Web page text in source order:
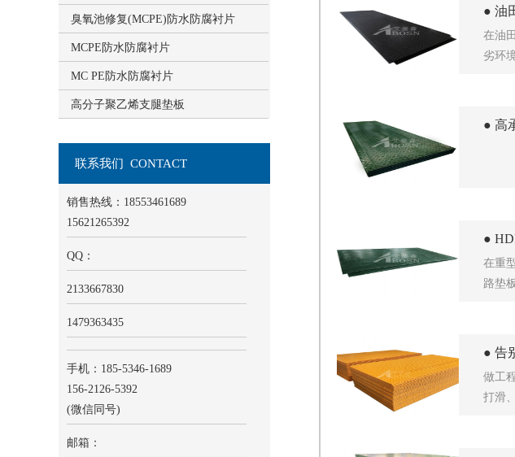
臭氧池修复(MCPE)防水防腐衬片
MCPE防水防腐衬片
MC PE防水防腐衬片
高分子聚乙烯支腿垫板
联系我们 CONTACT
销售热线：18553461689
15621265392
QQ：
2133667830
1479363435
手机：185-5346-1689
156-2126-5392
(微信同号)
邮箱：
● 油
在油
劣环
● 高
●
在重
路垫
● 告
做工
打滑